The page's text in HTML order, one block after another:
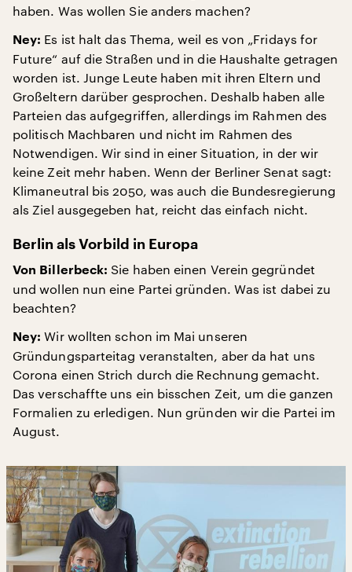
haben. Was wollen Sie anders machen?
Ney: Es ist halt das Thema, weil es von „Fridays for
Future“ auf die Straßen und in die Haushalte getragen
worden ist. Junge Leute haben mit ihren Eltern und
Großeltern darüber gesprochen. Deshalb haben alle
Parteien das aufgegriffen, allerdings im Rahmen des
politisch Machbaren und nicht im Rahmen des
Notwendigen. Wir sind in einer Situation, in der wir
keine Zeit mehr haben. Wenn der Berliner Senat sagt:
Klimaneutral bis 2050, was auch die Bundesregierung
als Ziel ausgegeben hat, reicht das einfach nicht.
Berlin als Vorbild in Europa
Von Billerbeck: Sie haben einen Verein gegründet
und wollen nun eine Partei gründen. Was ist dabei zu
beachten?
Ney: Wir wollten schon im Mai unseren
Gründungsparteitag veranstalten, aber da hat uns
Corona einen Strich durch die Rechnung gemacht.
Das verschaffte uns ein bisschen Zeit, um die ganzen
Formalien zu erledigen. Nun gründen wir die Partei im
August.